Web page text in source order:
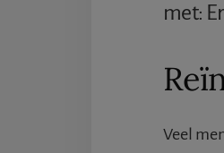
met:
Veel